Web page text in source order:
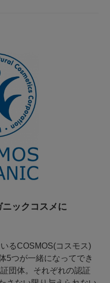
ックコスメに
るCOSMOS(コスモス)
5つが一緒になってでき
団体。それぞれの認証